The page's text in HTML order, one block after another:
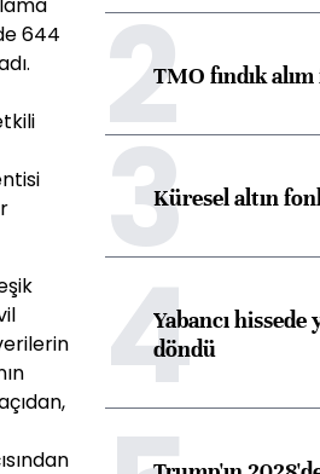
644
2TMO fındık
3Küresel altın
4Yabancı hissede
döndü